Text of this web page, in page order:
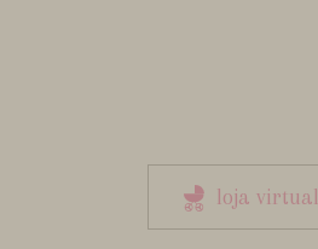
loja virtual